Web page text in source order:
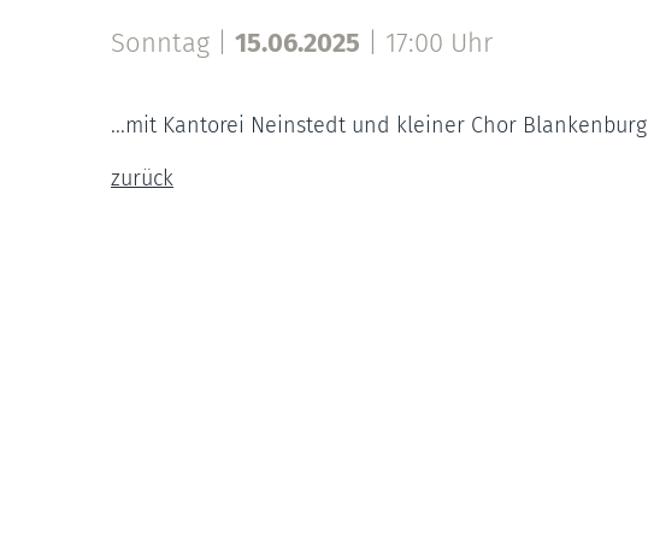
Sonntag | 15.06.2025 17:00 Uhr
...mit Kantorei Neinstedt und kleiner Chor Blankenburg
zurück